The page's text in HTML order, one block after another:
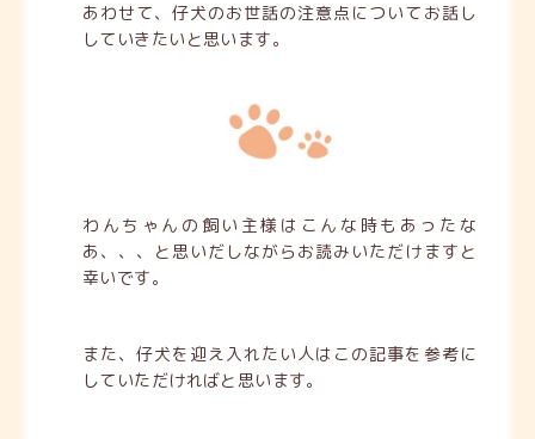
あわせて、仔犬のお世話の注意点についてお話し
していきたいと思います。
わんちゃんの飼い主様はこんな時もあったな
あ、、、と思いだしながらお読みいただけますと
幸いです。
また、仔犬を迎え入れたい人はこの記事を参考に
していただければと思います。